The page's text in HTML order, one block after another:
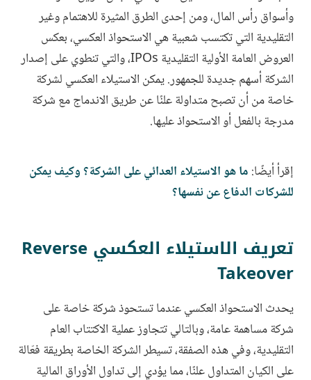
وأسواق رأس المال، ومن إحدى الطرق المثيرة للاهتمام وغير
التقليدية التي تكتسب شعبية هي الاستحواذ العكسي، بعكس
العروض العامة الأولية التقليدية IPOs، والتي تنطوي على إصدار
الشركة أسهم جديدة للجمهور. يمكن الاستيلاء العكسي لشركة
خاصة من أن تصبح متداولة علنًا عن طريق الاندماج مع شركة
مدرجة بالفعل أو الاستحواذ عليها.
إقرأ أيضًا: ما هو الاستيلاء العدائي على الشركة؟ وكيف يمكن
للشركات الدفاع عن نفسها؟
تعريف الاستيلاء العكسي Reverse
Takeover
يحدث الاستحواذ العكسي عندما تستحوذ شركة خاصة على
شركة مساهمة عامة، وبالتالي تتجاوز عملية الاكتتاب العام
التقليدية، وفي هذه الصفقة، تسيطر الشركة الخاصة بطريقة فعّالة
على الكيان المتداول علنًا، مما يؤدي إلى تداول الأوراق المالية